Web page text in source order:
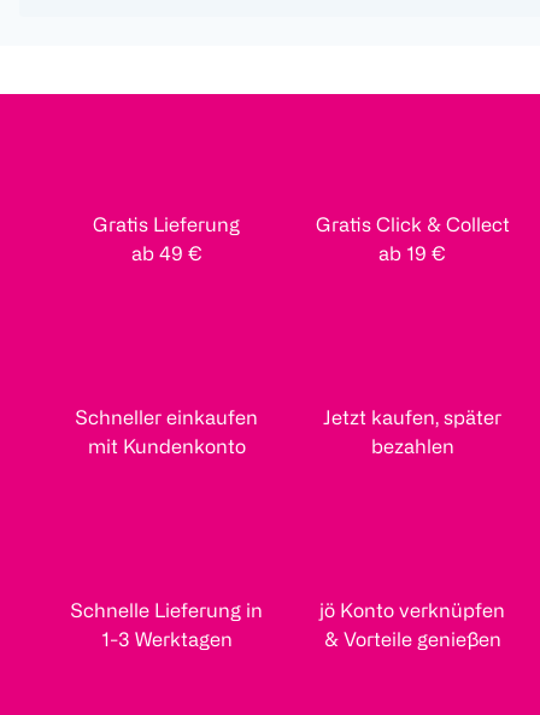
Gratis Lieferung
ab 49 €
Gratis Click & Collect
ab 19 €
Schneller einkaufen
mit Kundenkonto
Jetzt kaufen, später
bezahlen
Schnelle Lieferung in
1-3 Werktagen
jö Konto verknüpfen
& Vorteile genießen